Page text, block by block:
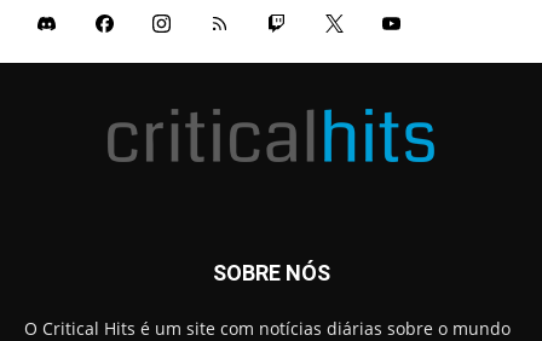
SOBRE NÓS
O Critical Hits é um site com notícias diárias sobre o mundo